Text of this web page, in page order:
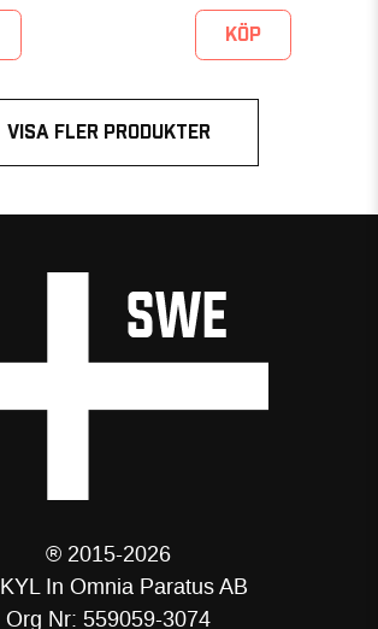
KÖP
VISA FLER PRODUKTER
® 2015-2026
In Omnia Paratus AB
Org Nr: 559059-3074